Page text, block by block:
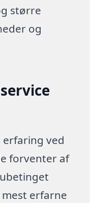
større
og
erfaring ved
forventer af
erfarne